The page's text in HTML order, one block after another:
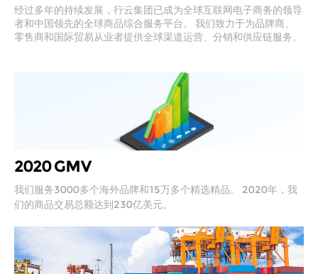
经过多年的持续发展，行云集团已成为全球互联网电子商务的领导
者和中国领先的全球商品综合服务平台。 我们致力于为品牌商、
零售商和国际贸易从业者提供全球渠道运营、分销和供应链服务。
2020 GMV
我们服务3000多个海外品牌和15万多个精选精品。 2020年，我
们的商品交易总额达到230亿美元。